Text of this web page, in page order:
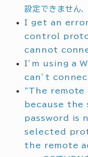
設定できません．
I get an error
control
cannot
I’m using a
can’t
“The
because the
password is
selected
the remote